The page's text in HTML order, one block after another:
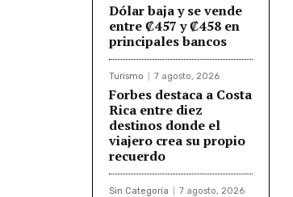
Dólar baja y se vende
entre ₡457 y ₡458 en
principales bancos
Turismo 7 agosto, 2026
Forbes destaca a Costa
Rica entre diez
destinos donde el
viajero crea su propio
recuerdo
Sin Categoría 7 agosto, 2026